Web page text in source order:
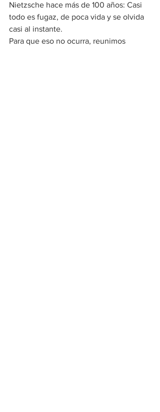
Nietzsche hace más de 100 años: Casi
todo es fugaz, de poca vida y se olvida
casi al instante.
Para que eso no ocurra, reunimos